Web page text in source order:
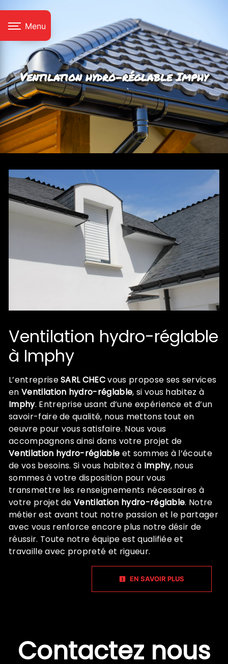
Menu
Ventilation hydro-réglable Imphy
Ventilation hydro-réglable
à Imphy
L’entrepriseSARL CHECvous propose ses services
en Ventilation hydro-réglable, si vous habitez à
Imphy. Entreprise usant d’une expérience et d’un
savoir-faire de qualité, nous mettons tout en
oeuvre pour vous satisfaire. Nous vous
accompagnons ainsi dans votre projet de
Ventilation hydro-réglable et sommes à l’écoute
de vos besoins. Si vous habitez à Imphy, nous
sommes à votre disposition pour vous
transmettre les renseignements nécessaires à
votre projet deVentilation hydro-réglable. Notre
métier est avant tout notre passion et le partager
avec vous renforce encore plus notre désir de
réussir. Toute notre équipe est qualifiée et
travaille avec propreté et rigueur.
EN SAVOIR PLUS
Contactez nous